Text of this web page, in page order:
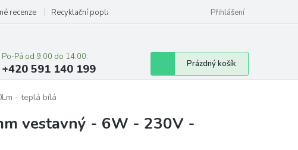
recenze Recyklační poplatky Přihlášení
Po-Pá od 9:00 do 14:00:
+420 591 140 199
Nákupní
košík
Prázdný košík
- teplá bílá
vestavný - 6W - 230V -